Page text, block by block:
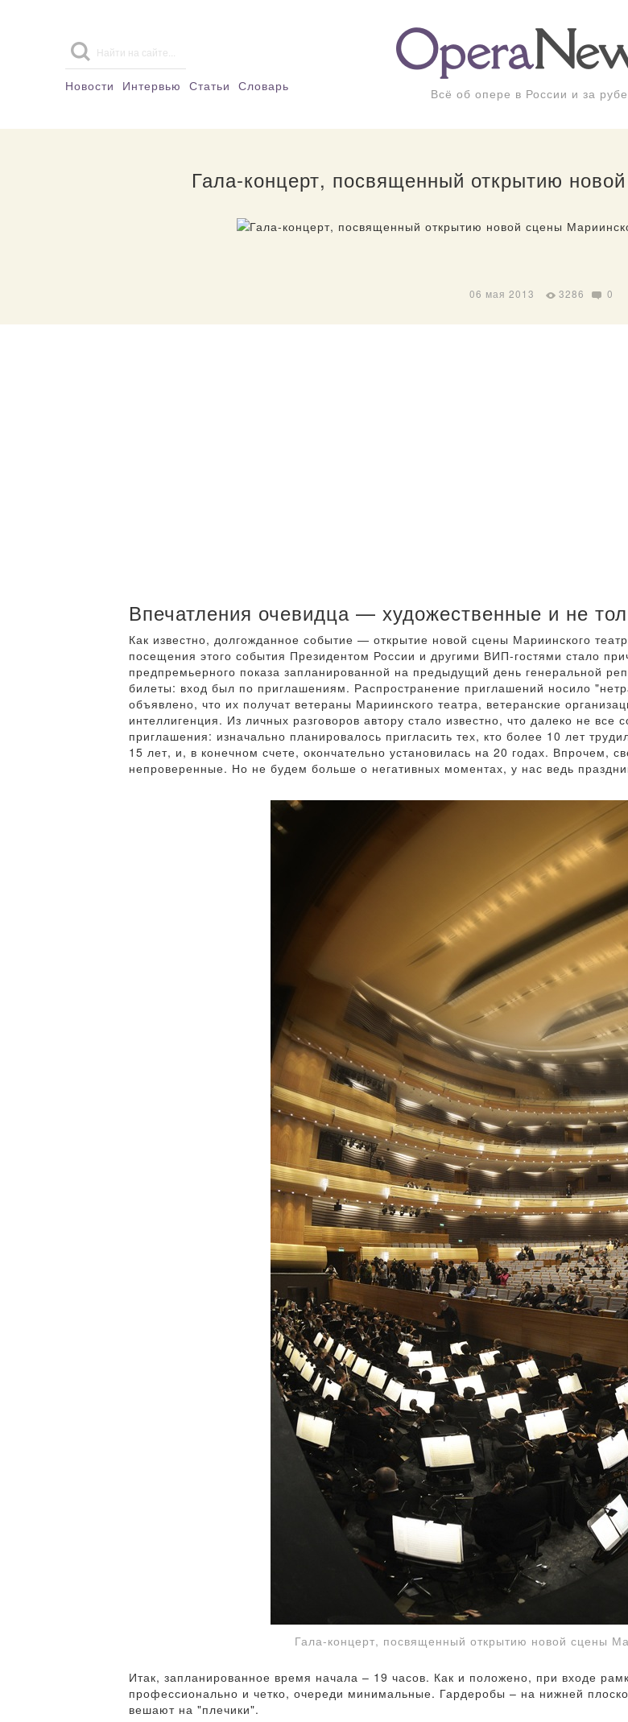
Новости Интервью Статьи Словарь Всё об опере в России и за
Гала-концерт, посвященный открытию
06 мая 2013 3286 0
Впечатления очевидца — художественные и не
Как известно, долгожданное событие — открытие новой сцены Мариинского
посещения этого события Президентом России и другими ВИП-гостями стало
предпремьерного показа запланированной на предыдущий день генеральной
билеты: вход был по приглашениям. Распространение приглашений носило
объявлено, что их получат ветераны Мариинского театра, ветеранские
интеллигенция. Из личных разговоров автору стало известно, что далеко не все
приглашения: изначально планировалось пригласить тех, кто более 10 лет
15 лет, и, в конечном счете, окончательно установилась на 20 годах. Впрочем,
непроверенные. Но не будем больше о негативных моментах, у нас ведь
Гала-концерт, посвященный открытию новой сцены
Итак, запланированное время начала – 19 часов. Как и положено, при входе
профессионально и четко, очереди минимальные. Гардеробы – на нижней
вешают на "плечики".